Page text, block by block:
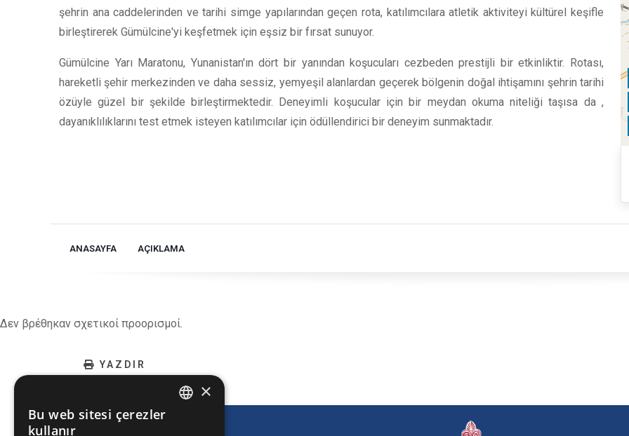
şehrin ana caddelerinden ve tarihi simge yapılarından geçen rota, katılımcılara atletik aktiviteyi kültürel keşifle
birleştirerek Gümülcine'yi keşfetmek için eşsiz bir fırsat sunuyor.
Gümülcine Yarı Maratonu, Yunanistan'ın dört bir yanından koşucuları cezbeden prestijli bir etkinliktir. Rotası,
hareketli şehir merkezinden ve daha sessiz, yemyeşil alanlardan geçerek bölgenin doğal ihtişamını şehrin tarihi
özüyle güzel bir şekilde birleştirmektedir. Deneyimli koşucular için bir meydan okuma niteliği taşısa da ,
dayanıklılıklarını test etmek isteyen katılımcılar için ödüllendirici bir deneyim sunmaktadır.
ANASAYFA AÇIKLAMA
Δεν βρέθηκαν σχετικοί προορισμοί.
YAZDIR
×
Bu web sitesi çerezler
kullanır